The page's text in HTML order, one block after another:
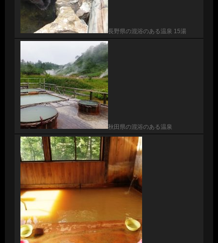
長野県の混浴のある温泉 15湯
秋田県の混浴のある温泉